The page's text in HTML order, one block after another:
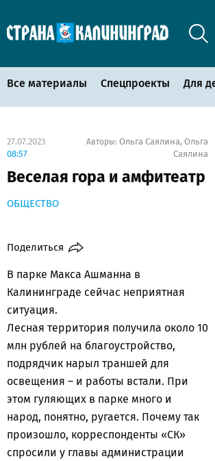
Все материалы Спецпроекты Для
27.07.2023
08:57
Авторы: Ольга Саялина, Ольга
Саялина
Веселая гора и амфитеатр
ОБЩЕСТВО
Поделиться
В парке Макса Ашманна в
Калининграде сейчас неприятная
ситуация.
Лесная территория получила около 10
млн рублей на благоустройство,
подрядчик нарыл траншей для
освещения – и работы встали. При
этом гуляющих в парке много и
народ, понятно, ругается. Почему так
произошло, корреспонденты «СК»
спросили у главы администрации